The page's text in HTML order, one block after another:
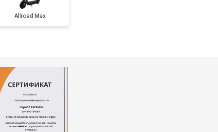
1100 ₽
1800 ₽
1000 ₽
Allroad Max